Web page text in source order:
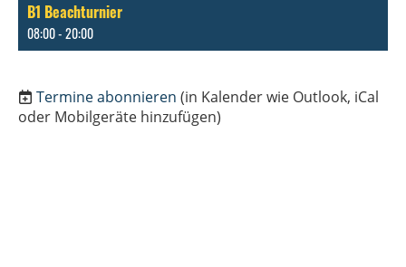
B1 Beachturnier
08:00 - 20:00
Termine abonnieren (in Kalender wie Outlook, iCal
oder Mobilgeräte hinzufügen)